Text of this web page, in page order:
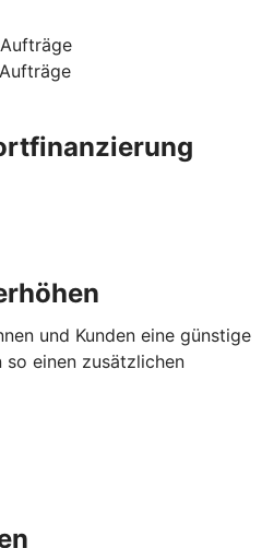
und Kunden eine günstige
so einen zusätzlichen